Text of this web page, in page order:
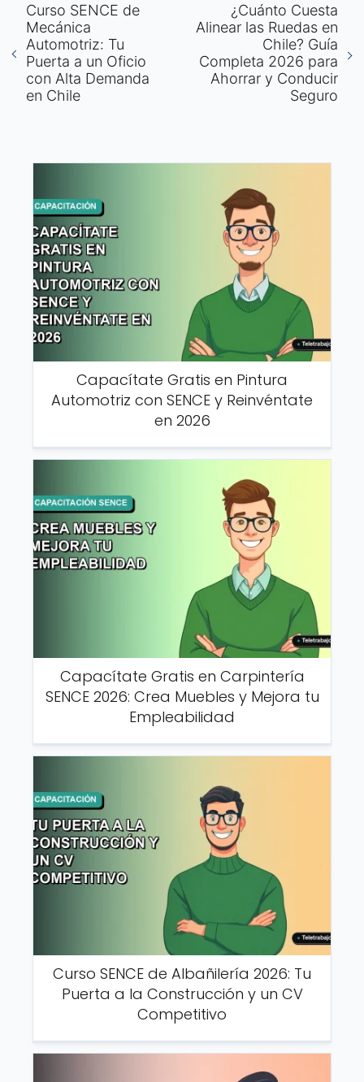
Curso SENCE de
Mecánica
Automotriz: Tu
Puerta a un Oficio
con Alta Demanda
en Chile
¿Cuánto Cuesta
Alinear las Ruedas en
Chile? Guía
Completa 2026 para
Ahorrar y Conducir
Seguro
Capacítate Gratis en Pintura
Automotriz con SENCE y Reinvéntate
en 2026
Capacítate Gratis en Carpintería
SENCE 2026: Crea Muebles y Mejora tu
Empleabilidad
Curso SENCE de Albañilería 2026: Tu
Puerta a la Construcción y un CV
Competitivo